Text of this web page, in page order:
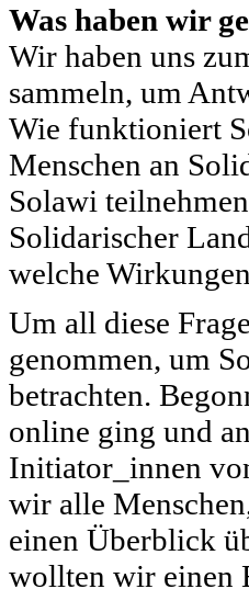
Was haben wir
Wir haben uns
sammeln, um
Wie funktioniert
Menschen an
Solawi
Solidarischer
welche
Um all diese
genommen, um
betrachten.
online ging und
Initiator_innen
wir alle
einen Überblick
wollten wir einen